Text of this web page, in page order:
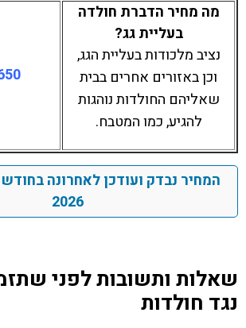
מה מחיר הדברת חולדה
בעליית גג?
נציב מלכודות בעליית הגג,
וכן באזורים אחרים בבית
שאליהם החולדות נוהגות
להגיע, כמו המטבח.
– 300 ₪
המחיר נבדק ועודכן לאחרונה
2026
שאלות ותשובות לפני
נגד חולדות